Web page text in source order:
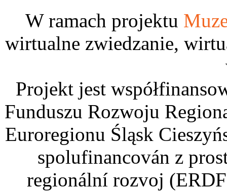
W ramach projektu
wirtualne zwiedzanie,
Projekt jest
Funduszu Rozwoju
Euroregionu Śląsk
spolufinancován z
regionální rozvoj